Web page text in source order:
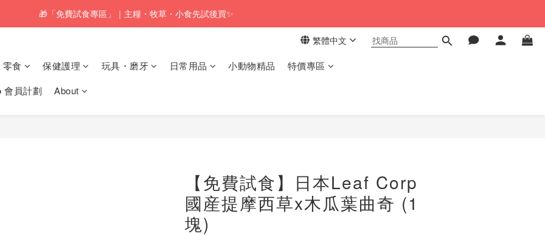
🚚訂單折實$350以上即可享本地包郵📦
🎁「免費試食專區」｜主糧・牧草・小食先試後買✨
繁體中文
零食 保健護理 玩具・磨牙 日常用品 小動物精品
特價專區
員計劃
About
【免費試食】日本Leaf Corp
國産提摩西草x木瓜葉曲奇 (1
塊)